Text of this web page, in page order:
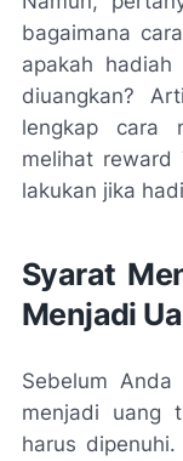
bagaimana
apakah
diuangkan?
lengkap cara
melihat reward
lakukan jika
Syarat
Menjadi
Sebelum
menjadi uang
harus